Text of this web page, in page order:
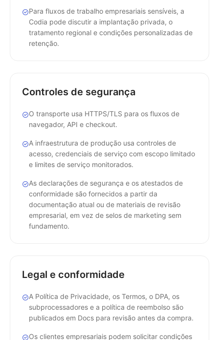
Para fluxos de trabalho empresariais sensíveis, a
Codia pode discutir a implantação privada, o
tratamento regional e condições personalizadas de
retenção.
Controles de segurança
O transporte usa HTTPS/TLS para os fluxos de
navegador, API e checkout.
A infraestrutura de produção usa controles de
acesso, credenciais de serviço com escopo limitado
e limites de serviço monitorados.
As declarações de segurança e os atestados de
conformidade são fornecidos a partir da
documentação atual ou de materiais de revisão
empresarial, em vez de selos de marketing sem
fundamento.
Legal e conformidade
A Política de Privacidade, os Termos, o DPA, os
subprocessadores e a política de reembolso são
publicados em Docs para revisão antes da compra.
Os clientes empresariais podem solicitar condições